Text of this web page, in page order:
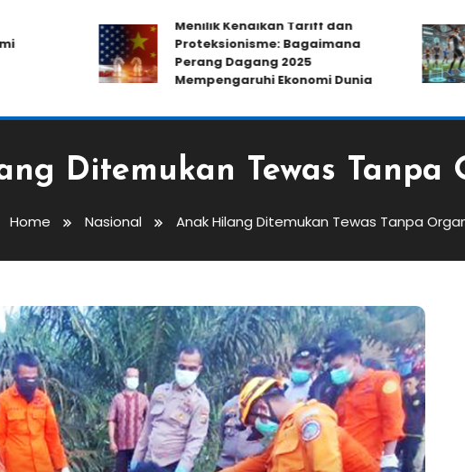
Menilik Kenaikan Tariff dan
Proteksionisme: Bagaimana
Perang Dagang 2025
Mempengaruhi Ekonomi Dunia
Ditemukan Tewas Tanpa
Home Nasional Anak Hilang Ditemukan Tewas Tanpa